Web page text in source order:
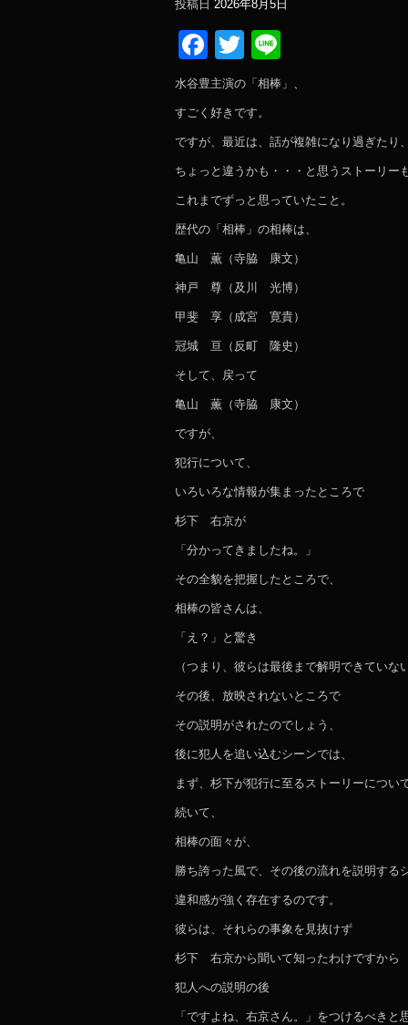
投稿日 2026年8月5日
Facebook
Twitter
水谷豊主演の「相棒」、
すごく好きです。
ですが、最近は、話が複雑になり過ぎたり、
ちょっと違うかも・・・と思うストーリー
これまでずっと思っていたこと。
歴代の「相棒」の相棒は、
亀山 薫（寺脇 康文）
神戸 尊（及川 光博）
甲斐 享（成宮 寛貴）
冠城 亘（反町 隆史）
そして、戻って
亀山 薫（寺脇 康文）
ですが、
犯行について、
いろいろな情報が集まったところで
杉下 右京が
「分かってきましたね。」
その全貌を把握したところで、
相棒の皆さんは、
「え？」と驚き
（つまり、彼らは最後まで解明できていな
その後、放映されないところで
その説明がされたのでしょう、
後に犯人を追い込むシーンでは、
まず、杉下が犯行に至るストーリーについ
続いて、
相棒の面々が、
勝ち誇った風で、その後の流れを説明する
違和感が強く存在するのです。
彼らは、それらの事象を見抜けず
杉下 右京から聞いて知ったわけですから
犯人への説明の後
「ですよね、右京さん。」をつけるべきと